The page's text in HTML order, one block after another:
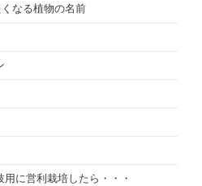
くなる植物の名前
に営利栽培したら・・・